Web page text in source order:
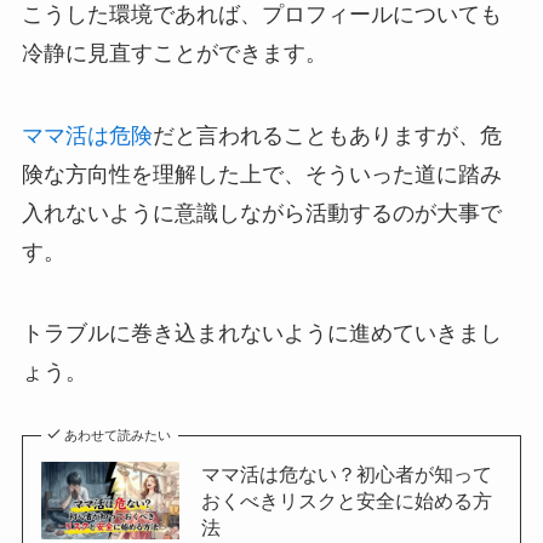
こうした環境であれば、プロフィールについても
冷静に見直すことができます。
ママ活は危険だと言われることもありますが、危
険な方向性を理解した上で、そういった道に踏み
入れないように意識しながら活動するのが大事で
す。
トラブルに巻き込まれないように進めていきまし
ょう。
あわせて読みたい
ママ活は危ない？初心者が知って
おくべきリスクと安全に始める方
法